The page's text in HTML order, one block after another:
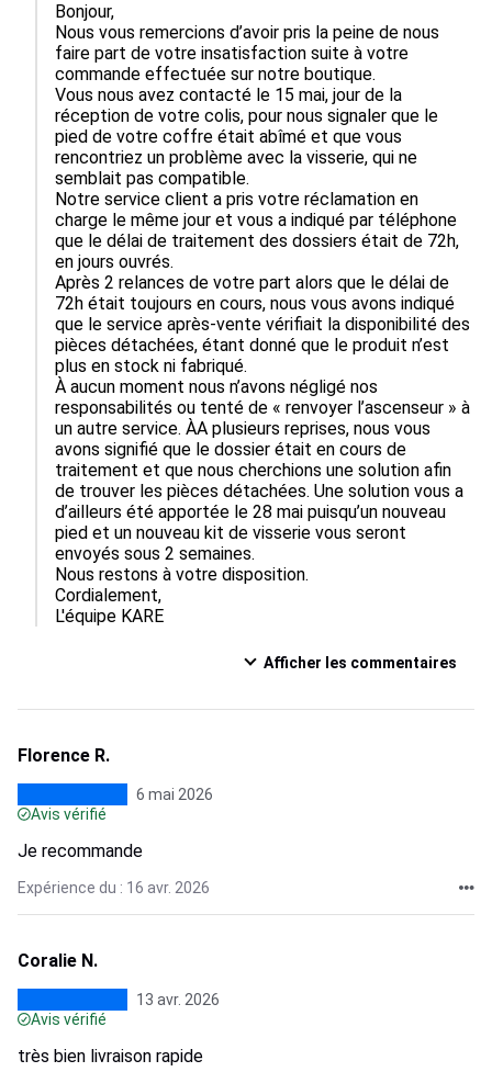
Bonjour,
Nous vous remercions d’avoir pris la peine de nous
faire part de votre insatisfaction suite à votre
commande effectuée sur notre boutique.
Vous nous avez contacté le 15 mai, jour de la
réception de votre colis, pour nous signaler que le
pied de votre coffre était abîmé et que vous
rencontriez un problème avec la visserie, qui ne
semblait pas compatible.
Notre service client a pris votre réclamation en
charge le même jour et vous a indiqué par téléphone
que le délai de traitement des dossiers était de 72h,
en jours ouvrés.
Après 2 relances de votre part alors que le délai de
72h était toujours en cours, nous vous avons indiqué
que le service après-vente vérifiait la disponibilité des
pièces détachées, étant donné que le produit n’est
plus en stock ni fabriqué.
À aucun moment nous n’avons négligé nos
responsabilités ou tenté de « renvoyer l’ascenseur » à
un autre service. ÀA plusieurs reprises, nous vous
avons signifié que le dossier était en cours de
traitement et que nous cherchions une solution afin
de trouver les pièces détachées. Une solution vous a
d’ailleurs été apportée le 28 mai puisqu’un nouveau
pied et un nouveau kit de visserie vous seront
envoyés sous 2 semaines.
Nous restons à votre disposition.
Cordialement,
L'équipe KARE
Afficher les commentaires
Florence R.
6 mai 2026
Avis vérifié
Je recommande
Expérience du : 16 avr. 2026
Coralie N.
13 avr. 2026
Avis vérifié
très bien livraison rapide